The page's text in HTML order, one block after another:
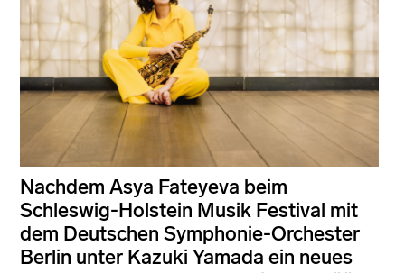
Nachdem Asya Fateyeva beim
Schleswig-Holstein Musik Festival mit
dem Deutschen Symphonie-Orchester
Berlin unter Kazuki Yamada ein neues